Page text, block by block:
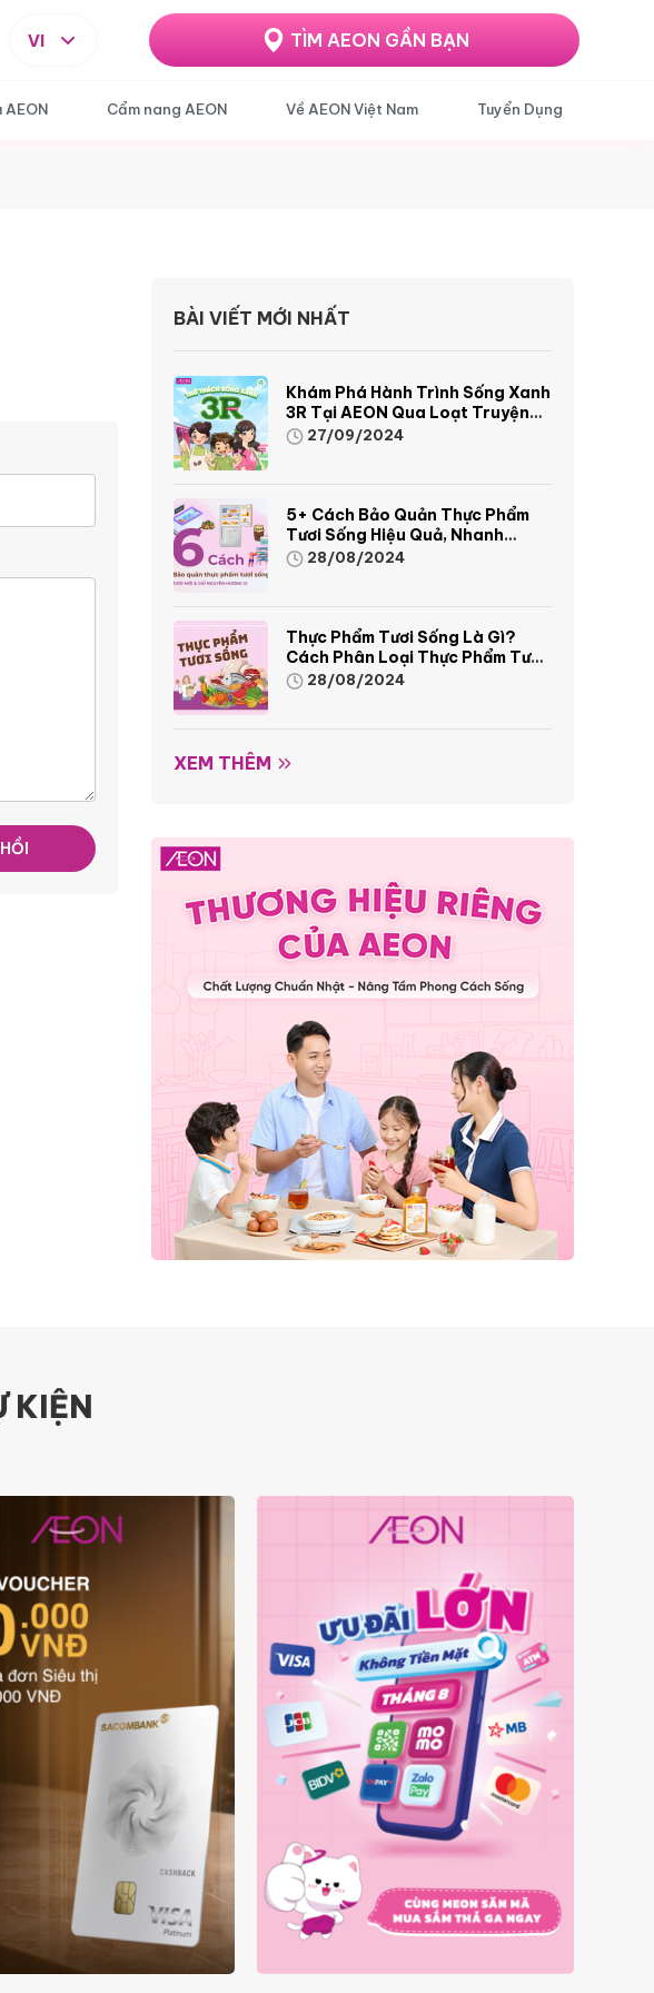
VI TÌM AEON GẦN BẠN
AEON Cẩm nang AEON Về AEON Việt Nam Tuyển Dụng
BÀI VIẾT MỚI NHẤT
Khám Phá Hành Trình Sống Xanh
3R Tại AEON Qua Loạt Truyện
Tranh Sinh Động Và Thú Vị
27/09/2024
5+ Cách Bảo Quản Thực Phẩm
Tươi Sống Hiệu Quả, Nhanh
Chóng
28/08/2024
Thực Phẩm Tươi Sống Là Gì?
Cách Phân Loại Thực Phẩm Tươi
Sống28/08/2024
XEM THÊM
KIỆN
ĐÃI THẺ VẬT LÝ